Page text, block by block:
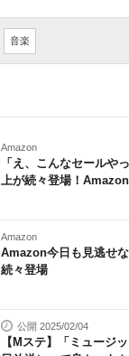
音楽
Amazon
「え、こんなセールや
上が続々登場！
Amazon
Amazon今日も見逃せ
続々登場
公開 2025/02/04
【Mステ】「ミュージ